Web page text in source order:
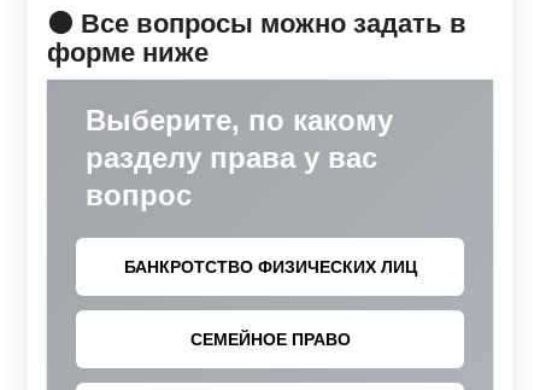
🟠 Все вопросы можно задать в
форме ниже